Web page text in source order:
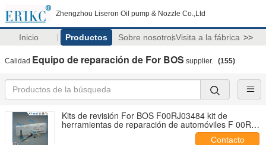
Zhengzhou Liseron Oil pump & Nozzle Co.,Ltd
Inicio Productos Sobre nosotrosVisita a la fábrica >>
Calidad Equipo de reparación de For BOS supplier. (155)
Kits de revisión For BOS F00RJ03484 kit de
herramientas de reparación de automóviles F 00R
J03 484 F00R J03 484 inyector 0445120123
Contacto